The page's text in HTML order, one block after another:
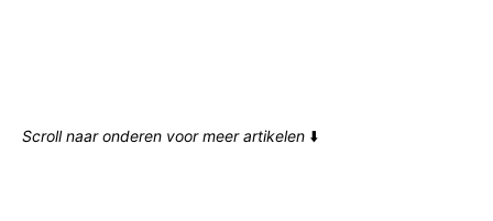
Scroll naar onderen voor meer artikelen ⬇️